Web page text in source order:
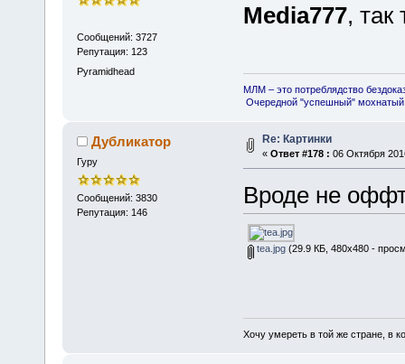
Сообщений: 3727
Репутация: 123
Pyramidhead
Media777, так
МЛМ – это потреблядство
Очередной "успешный"
Дубликатор
Гуру
Сообщений: 3830
Репутация: 146
Re: Картинки
« Ответ #178 : 06 Октября
Вроде не
tea.jpg(29.9 КБ, 480x480 -
Хочу умереть в той же стране, в